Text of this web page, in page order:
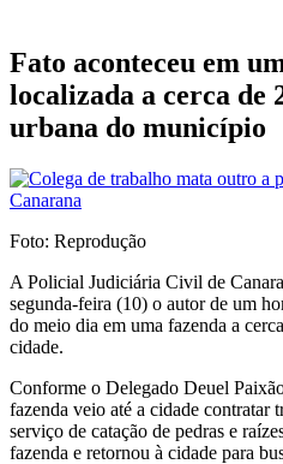
Fato aconteceu em
localizada a cerca de
urbana do município
Foto: Reprodução
A Policial Judiciária Civil de
segunda-feira (10) o autor de um
do meio dia em uma fazenda a
cidade.
Conforme o Delegado Deuel
fazenda veio até a cidade contratar
serviço de catação de pedras e
fazenda e retornou à cidade para